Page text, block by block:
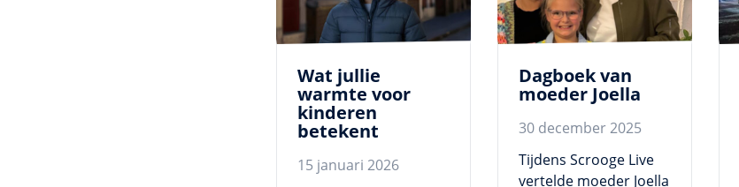
Wat jullie
warmte voor
kinderen
betekent
15 januari 2026
Dagboek van
moeder Joella
30 december 2025
Tijdens Scrooge Live
vertelde moeder Joella